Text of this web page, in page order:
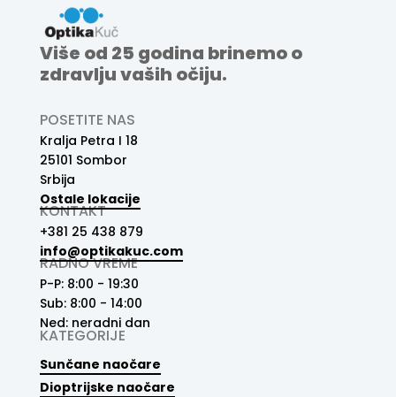
Više od 25 godina brinemo o
zdravlju vaših očiju.
POSETITE NAS
Kralja Petra I 18
25101 Sombor
Srbija
Ostale lokacije
KONTAKT
+381 25 438 879
info@optikakuc.com
RADNO VREME
P-P: 8:00 - 19:30
Sub: 8:00 - 14:00
Ned: neradni dan
KATEGORIJE
Sunčane naočare
Dioptrijske naočare